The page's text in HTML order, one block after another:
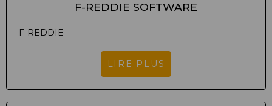
F-REDDIE SOFTWARE
F-REDDIE
LIRE PLUS